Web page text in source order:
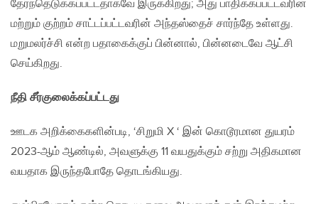
தேர்ந்தெடுக்கப்பட்டதாகவே இருக்கிறது; அது பாதிக்கப்பட்டவரின்
மற்றும் குற்றம் சாட்டப்பட்டவரின் அந்தஸ்தைச் சார்ந்தே உள்ளது.
மறுமலர்ச்சி என்ற பதாகைக்குப் பின்னால், பின்னடைவே ஆட்சி
செய்கிறது.
நீதி சீர்குலைக்கப்பட்டது
ஊடக அறிக்கைகளின்படி, ‘சிறுமி X ‘ இன் கொடூரமான துயரம்
2023-ஆம் ஆண்டில், அவளுக்கு 11 வயதுக்கும் சற்று அதிகமான
வயதாக இருந்தபோதே தொடங்கியது.